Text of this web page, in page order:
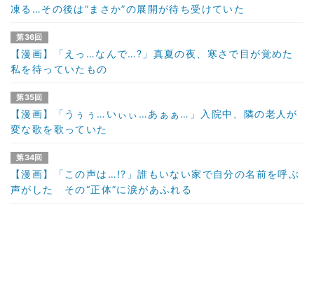
凍る…その後は“まさか”の展開が待ち受けていた
第36回
【漫画】「えっ…なんで…?」真夏の夜、寒さで目が覚めた
私を待っていたもの
第35回
【漫画】「うぅぅ…いぃぃ…あぁぁ…」入院中、隣の老人が
変な歌を歌っていた
第34回
【漫画】「この声は…!?」誰もいない家で自分の名前を呼ぶ
声がした その“正体”に涙があふれる